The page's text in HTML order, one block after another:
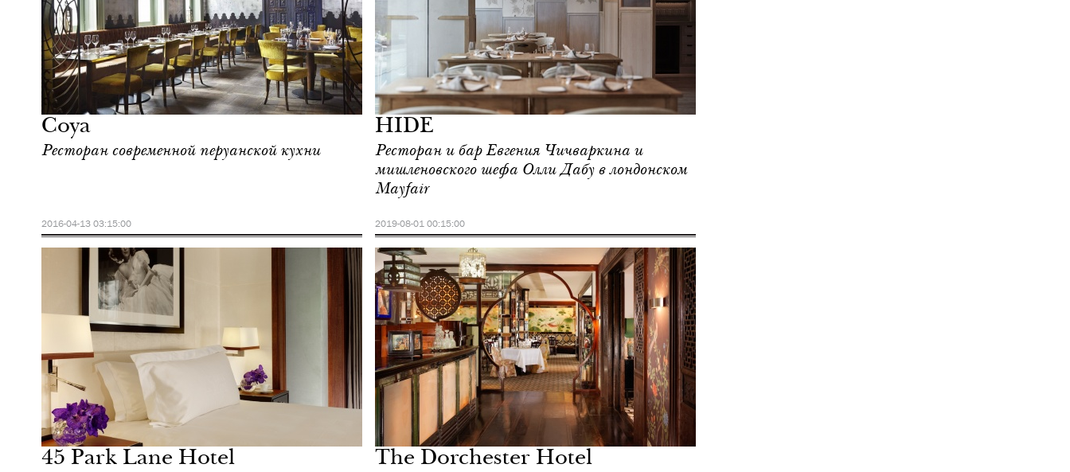
Coya
Ресторан современной перуанской кухни
2016-04-13 03:15:00
Еда
Лондон
HIDE
Ресторан и бар Евгения Чичваркина и
мишленовского шефа Олли Дабу в лондонском
Mayfair
2019-08-01 00:15:00
45 Park Lane Hotel
Отели
Лондон
The Dorchester Hotel